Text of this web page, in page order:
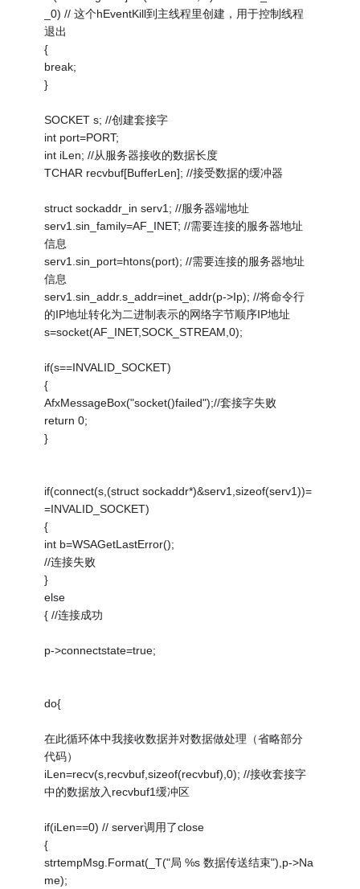
_0) // 这个hEventKill到主线程里创建，用于控制线程
退出
{
break;
}
SOCKET s; //创建套接字
int port=PORT;
int iLen; //从服务器接收的数据长度
TCHAR recvbuf[BufferLen]; //接受数据的缓冲器
struct sockaddr_in serv1; //服务器端地址
serv1.sin_family=AF_INET; //需要连接的服务器地址
信息
serv1.sin_port=htons(port); //需要连接的服务器地址
信息
serv1.sin_addr.s_addr=inet_addr(p->Ip); //将命令行
的IP地址转化为二进制表示的网络字节顺序IP地址
s=socket(AF_INET,SOCK_STREAM,0);
if(s==INVALID_SOCKET)
{
AfxMessageBox("socket()failed");//套接字失败
return 0;
}
if(connect(s,(struct sockaddr*)&serv1,sizeof(serv1))=
=INVALID_SOCKET)
{
int b=WSAGetLastError();
//连接失败
}
else
{ //连接成功
p->connectstate=true;
do{
在此循环体中我接收数据并对数据做处理（省略部分
代码）
iLen=recv(s,recvbuf,sizeof(recvbuf),0); //接收套接字
中的数据放入recvbuf1缓冲区
if(iLen==0) // server调用了close
{
strtempMsg.Format(_T("局 %s 数据传送结束"),p->Na
me);